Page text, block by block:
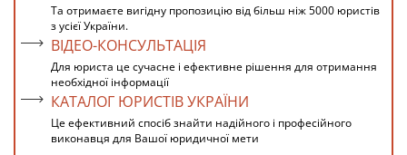
Та отримаєте вигідну пропозицію від більш ніж 5000 юристів
з усієї України.
ВІДЕО-КОНСУЛЬТАЦІЯ
Для юриста це сучасне і ефективне рішення для отримання
необхідної інформації
КАТАЛОГ ЮРИСТІВ УКРАЇНИ
Це ефективний спосіб знайти надійного і професійного
виконавця для Вашої юридичної мети